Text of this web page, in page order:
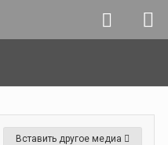
Вставить другое медиа